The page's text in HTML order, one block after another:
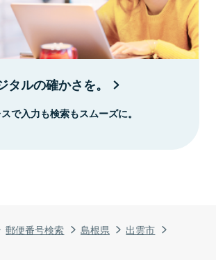
郵便番号検索 島根県
出雲市
タルの確かさを。
で入力も検索もスムーズに。